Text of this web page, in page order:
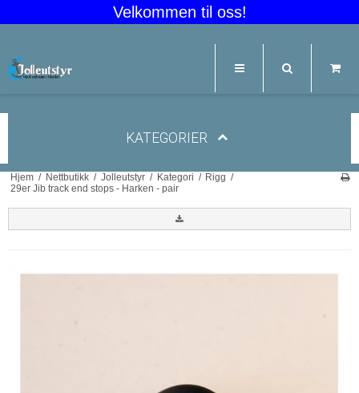
Velkommen til oss!
KATEGORIER
Hjem / Nettbutikk / Jolleutstyr / Kategori / Rigg /
29er Jib track end stops - Harken - pair